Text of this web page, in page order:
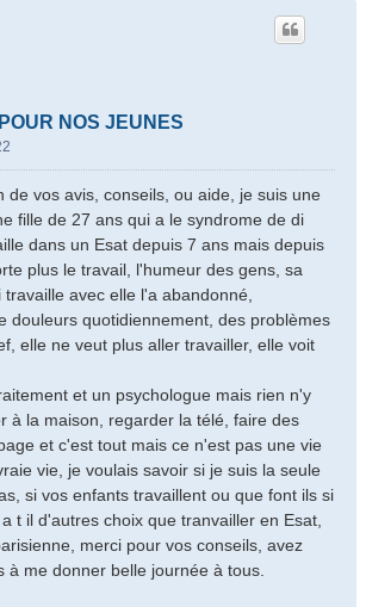
NOS JEUNES
de vos avis, conseils, ou aide, je suis une
fille de 27 ans qui a le syndrome de di
dans un Esat depuis 7 ans mais depuis
plus le travail, l'humeur des gens, sa
avec elle l'a abandonné,
douleurs quotidiennement, des problèmes
elle ne veut plus aller travailler, elle voit
et un psychologue mais rien n'y
à la maison, regarder la télé, faire des
et c'est tout mais ce n'est pas une vie
vie, je voulais savoir si je suis la seule
si vos enfants travaillent ou que font ils si
t il d'autres choix que tranvailler en Esat,
merci pour vos conseils, avez
à me donner belle journée à tous.